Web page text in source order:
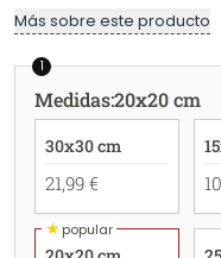
Más sobre este producto
1
Medidas:20x20 cm
30x30 cm
21,99 €
★popular